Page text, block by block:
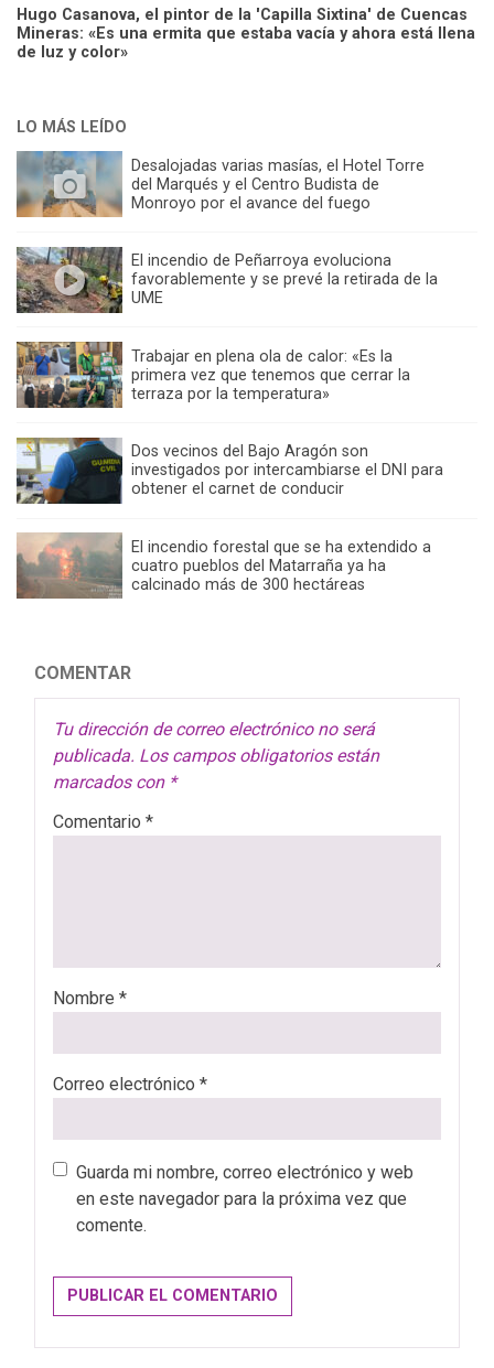
Hugo Casanova, el pintor de la 'Capilla Sixtina' de Cuencas
Mineras: «Es una ermita que estaba vacía y ahora está llena
de luz y color»
LO MÁS LEÍDO
Desalojadas varias masías, el Hotel Torre
del Marqués y el Centro Budista de
Monroyo por el avance del fuego
El incendio de Peñarroya evoluciona
favorablemente y se prevé la retirada de la
UME
Trabajar en plena ola de calor: «Es la
primera vez que tenemos que cerrar la
terraza por la temperatura»
Dos vecinos del Bajo Aragón son
investigados por intercambiarse el DNI para
obtener el carnet de conducir
El incendio forestal que se ha extendido a
cuatro pueblos del Matarraña ya ha
calcinado más de 300 hectáreas
COMENTAR
Tu dirección de correo electrónico no será
publicada. Los campos obligatorios están
marcados con *
Comentario *
Nombre *
Correo electrónico *
Guarda mi nombre, correo electrónico y web
en este navegador para la próxima vez que
comente.